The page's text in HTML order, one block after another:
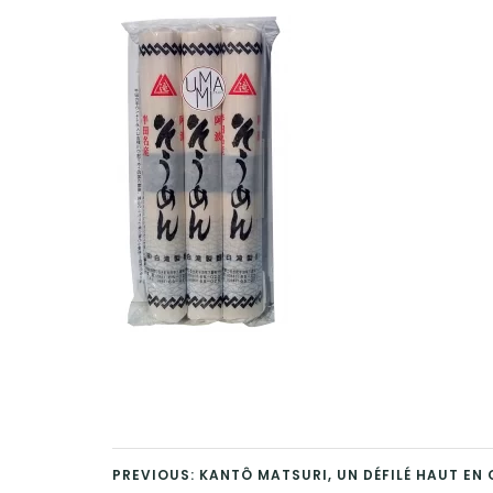
PREVIOUS: KANTÔ MATSURI, UN DÉFILÉ HAUT EN